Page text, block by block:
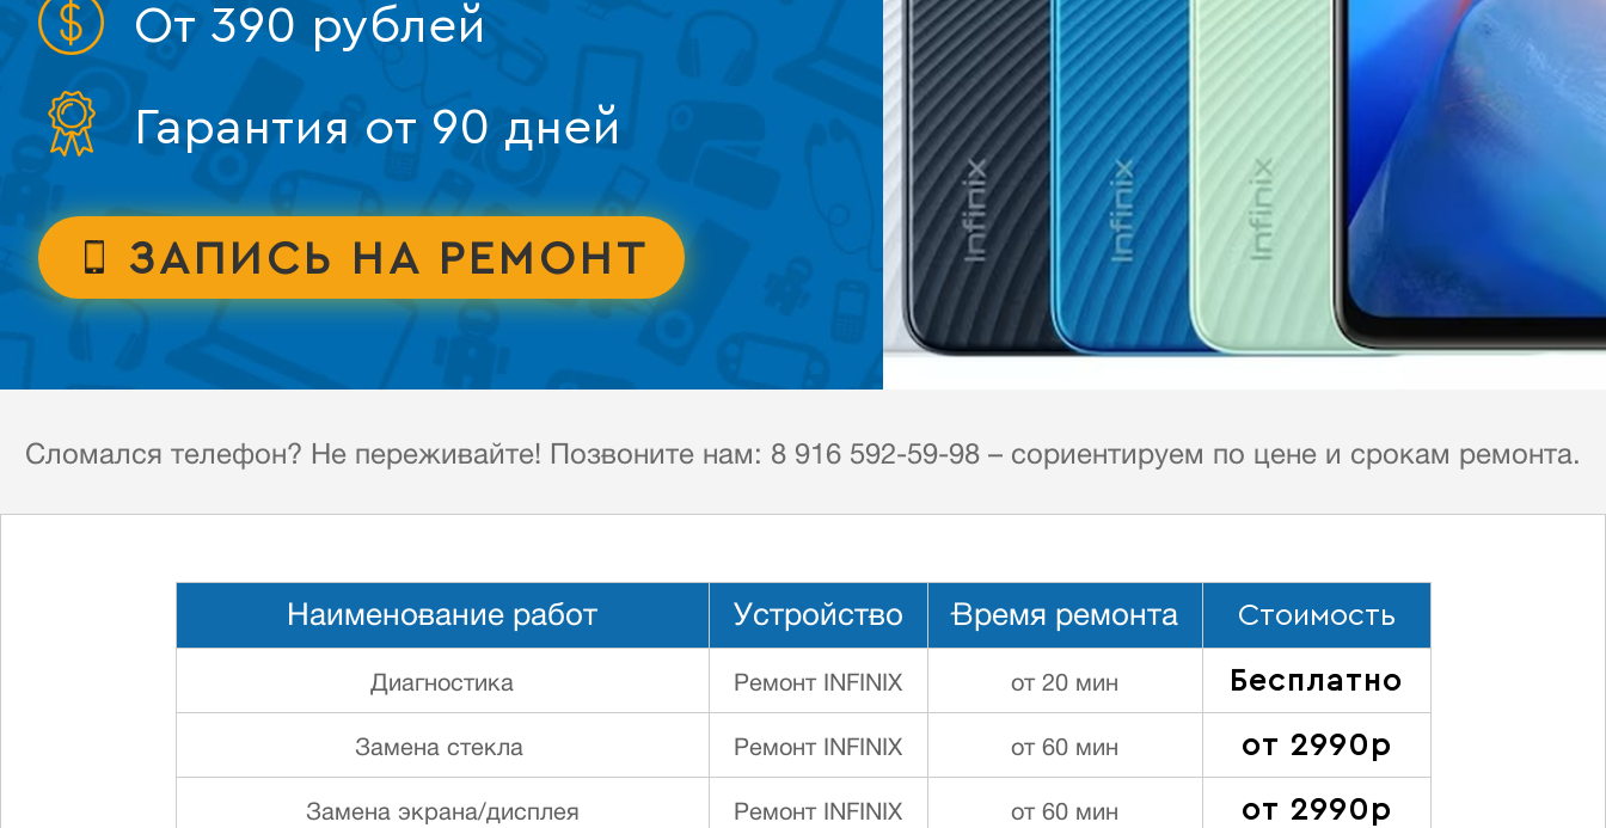
От 390 рублей
Гарантия от 90 дней
ЗАПИСЬ НА РЕМОНТ
Сломался телефон? Не переживайте! Позвоните нам: 8 916 592-59-98 – сориентируем по цене и срокам ремонта.
Наименование работ Устройство Время ремонта Стоимость
Диагностика Ремонт INFINIX от 20 мин Бесплатно
Замена стекла Ремонт INFINIX от 60 мин от 2990р
Замена экрана/дисплея Ремонт INFINIX от 60 мин от 2990р